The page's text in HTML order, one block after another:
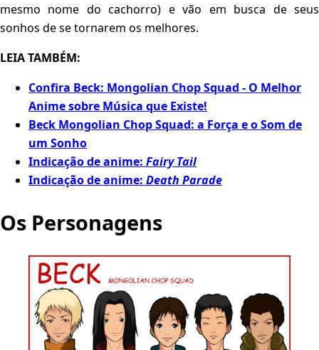
mesmo nome do cachorro) e vão em busca de seus
sonhos de se tornarem os melhores.
LEIA TAMBÉM:
Confira Beck: Mongolian Chop Squad - O Melhor
Anime sobre Música que Existe!
Beck Mongolian Chop Squad: a Força e o Som de
um Sonho
Indicação de anime: Fairy Tail
Indicação de anime: Death Parade
Os Personagens